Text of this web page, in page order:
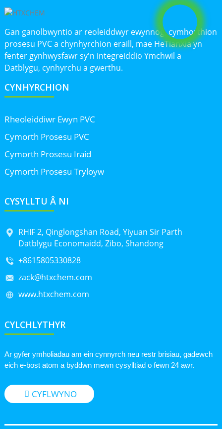
Gan ganolbwyntio ar reoleiddwyr ewynnog, cymhorthion
prosesu PVC a chynhyrchion eraill, mae HeTianXia yn
fenter gynhwysfawr sy'n integreiddio Ymchwil a
Datblygu, cynhyrchu a gwerthu.
CYNHYRCHION
Rheoleiddiwr Ewyn PVC
Cymorth Prosesu PVC
Cymorth Prosesu Iraid
Cymorth Prosesu Tryloyw
CYSYLLTU Â NI
RHIF 2, Qinglongshan Road, Yiyuan Sir Parth
Datblygu Economaidd, Zibo, Shandong
+8615805330828
zack@htxchem.com
www.htxchem.com
CYLCHLYTHYR
Ar gyfer ymholiadau am ein cynnyrch neu restr brisiau, gadewch
eich e-bost atom a byddwn mewn cysylltiad o fewn 24 awr.
CYFLWYNO